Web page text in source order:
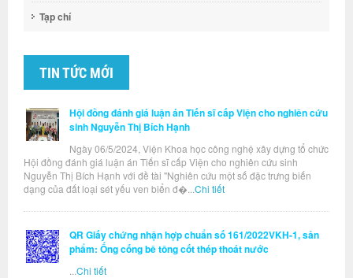
Tạp chí
TIN TỨC MỚI
Hội đồng đánh giá luận án Tiến sĩ cấp Viện cho nghiên cứu
sinh Nguyễn Thị Bích Hạnh
Ngày 06/5/2024, Viện Khoa học công nghệ xây dựng tổ chức
Hội đồng đánh giá luận án Tiến sĩ cấp Viện cho nghiên cứu sinh
Nguyễn Thị Bích Hạnh với đề tài "Nghiên cứu một số đặc trưng biến
dạng của đất loại sét yếu ven biển đ�... Chi tiết
QR Giấy chứng nhận hợp chuẩn số 161/2022VKH-1, sản
phẩm: Ống cống bê tông cốt thép thoát nước
Chi tiết